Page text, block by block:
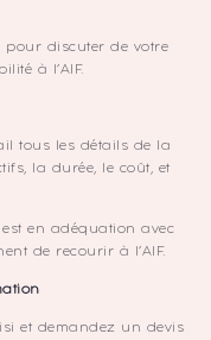
pour discuter de votre
à l’AIF.
tous les détails de la
la durée, le coût, et
en adéquation avec
de recourir à l’AIF.
et demandez un devis